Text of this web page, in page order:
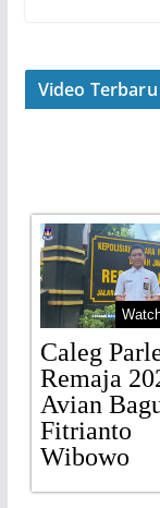
Video Terbaru
Caleg
Remaja
Avian
Fitrianto
Wibowo